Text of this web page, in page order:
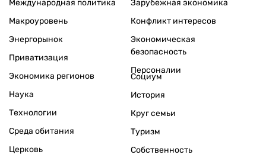
Международная политика
Макроуровень
Энергорынок
Приватизация
Экономика регионов
Зарубежная экономика
Конфликт интересов
Экономическая
безопасность
Персоналии
Наука
Технологии
Среда обитания
Церковь
Социум
История
Круг семьи
Туризм
Собственность